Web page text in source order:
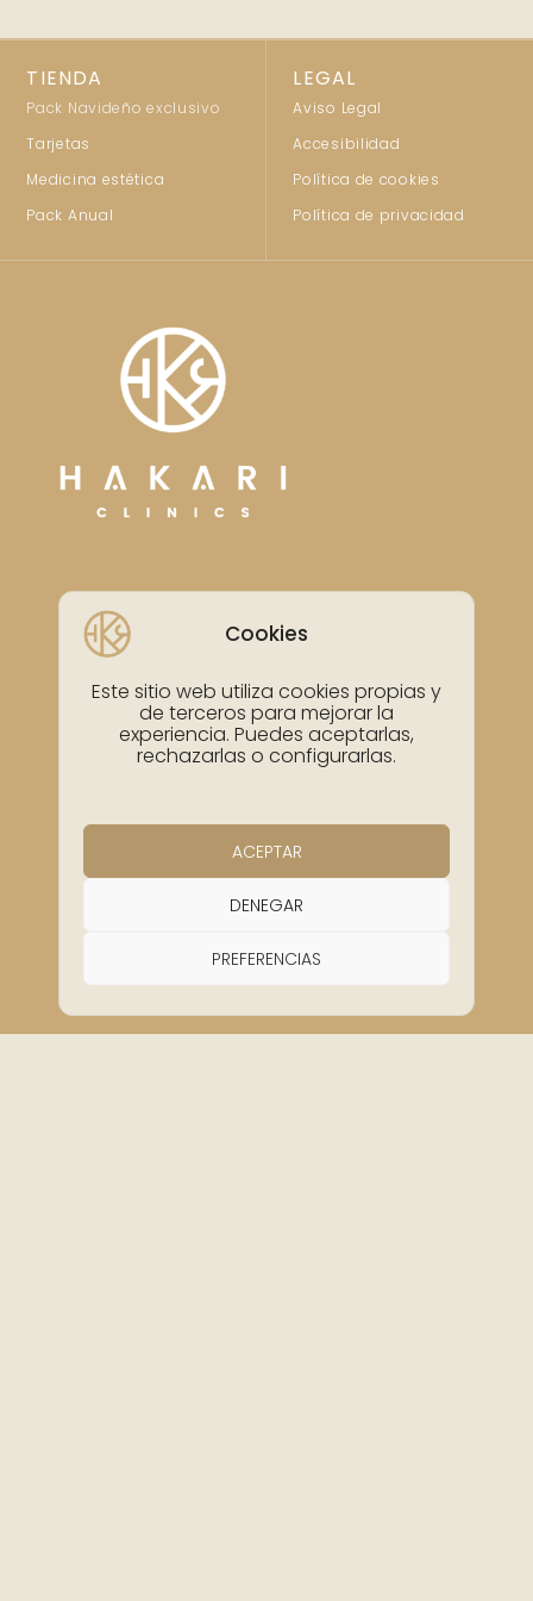
Cookies
Este sitio web utiliza cookies propias y
de terceros para mejorar la
experiencia. Puedes aceptarlas,
rechazarlas o configurarlas.
ACEPTAR
DENEGAR
PREFERENCIAS
TIENDA
Pack Navideño exclusivo
Tarjetas
Medicina estética
Pack Anual
LEGAL
Aviso Legal
Accesibilidad
Política de cookies
Política de privacidad